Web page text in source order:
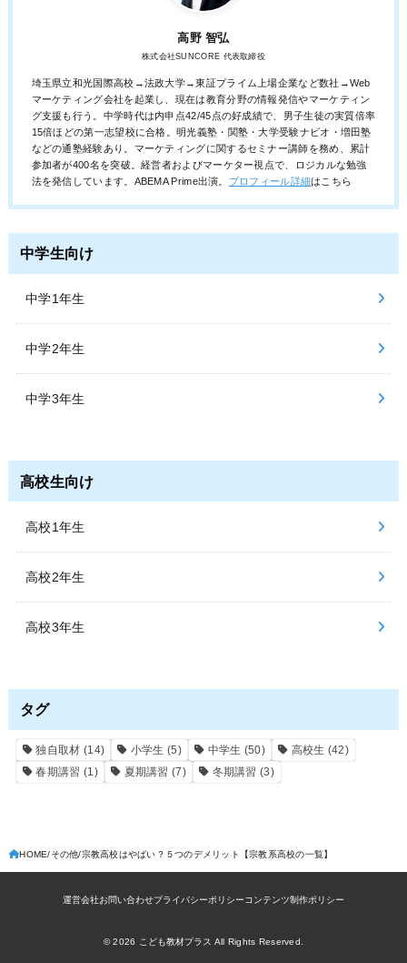
高野 智弘
株式会社SUNCORE 代表取締役
埼玉県立和光国際高校→法政大学→東証プライム上場企業など数社→Web
マーケティング会社を起業し、現在は教育分野の情報発信やマーケティン
グ支援も行う。中学時代は内申点42/45点の好成績で、男子生徒の実質倍率
15倍ほどの第一志望校に合格。明光義塾・関塾・大学受験ナビオ・増田塾
などの通塾経験あり。マーケティングに関するセミナー講師を務め、累計
参加者が400名を突破。経営者およびマーケター視点で、ロジカルな勉強
法を発信しています。ABEMA Prime出演。
プロフィール詳細はこちら
中学生向け
中学1年生
中学2年生
中学3年生
高校生向け
高校1年生
高校2年生
高校3年生
タグ
独自取材 (14) 小学生 (5) 中学生 (50) 高校生 (42)
春期講習 (1) 夏期講習 (7) 冬期講習 (3)
HOME その他 宗教高校はやばい？５つのデメリット【宗教系高校の一覧】
運営会社お問い合わせプライバシーポリシーコンテンツ制作ポリシー
© 2026 こども教材プラス All Rights Reserved.